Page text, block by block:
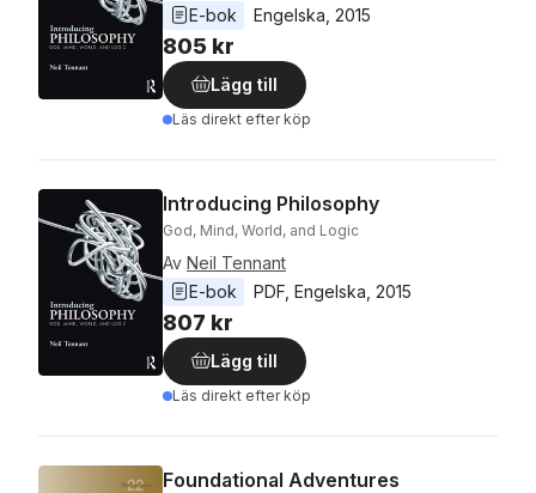
E-bok
Engelska 2015
805 kr
Lägg till
Läs direkt efter köp
Introducing Philosophy
God, Mind, World, and Logic
Av Neil Tennant
E-bok
PDF Engelska 2015
807 kr
Lägg till
Läs direkt efter köp
Foundational Adventures